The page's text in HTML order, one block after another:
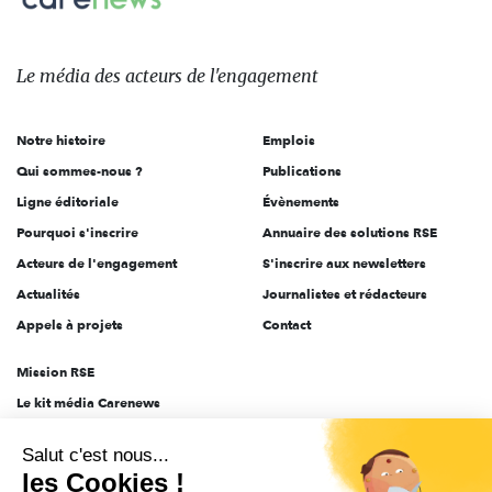
Le
des
l'engagement
Le média des acteurs de l'engagement
Notre histoire
Qui sommes-nous ?
Ligne éditoriale
Pourquoi s'inscrire
Acteurs de l'engagement
Actualités
Appels à projets
Emplois
Publications
Évènements
Annuaire des solutions RSE
S'inscrire aux newsletters
Journalistes et rédacteurs
Contact
Mission RSE
Le kit média Carenews
AEF info
Salut c'est nous...
les Cookies !